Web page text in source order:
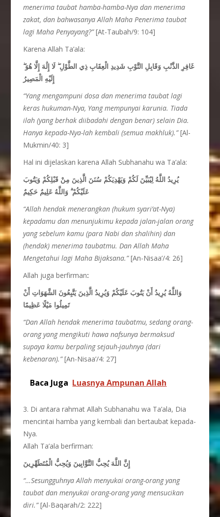
menerima taubat hamba-hamba-Nya dan menerima
zakat, dan bahwasanya Allah Maha Penerima taubat
lagi Maha Penyayang?”[At-Taubah/9: 104]
Karena Allah Ta’ala:
غَافِرِ الذَّنْبِ وَقَابِلِ التَّوْبِ شَدِيدِ الْعِقَابِ ذِي الطَّوْلِۖ لَا إِلَٰهَ إِلَّا هُوَۖ
إِلَيْهِ الْمَصِيرُ
“Yang mengampuni dosa dan menerima taubat lagi
keras hukuman-Nya, Yang mempunyai karunia. Tiada
ilah (yang berhak diibadahi dengan benar) selain Dia.
Hanya kepada-Nya-lah kembali (semua makhluk).”[Al-
Mukmin/40: 3]
Hal ini dijelaskan karena Allah Subhanahu wa Ta’ala:
يُرِيدُ اللَّهُ لِيُبَيِّنَ لَكُمْ وَيَهْدِيَكُمْ سُنَنَ الَّذِينَ مِنْ قَبْلِكُمْ وَيَتُوبَ
عَلَيْكُمْۗ وَاللَّهُ عَلِيمٌ حَكِيمٌ
“Allah hendak menerangkan (hukum syari’at-Nya)
kepadamu dan menunjukimu kepada jalan-jalan orang
yang sebelum kamu (para Nabi dan shalihin) dan
(hendak) menerima taubatmu. Dan Allah Maha
Mengetahui lagi Maha Bijaksana.”[An-Nisaa’/4: 26]
Allah juga berfirman:
وَاللَّهُ يُرِيدُ أَنْ يَتُوبَ عَلَيْكُمْ وَيُرِيدُ الَّذِينَ يَتَّبِعُونَ الشَّهَوَاتِ أَنْ
تَمِيلُوا مَيْلًا عَظِيمًا
“Dan Allah hendak menerima taubatmu, sedang orang-
orang yang mengikuti hawa nafsunya bermaksud
supaya kamu berpaling sejauh-jauhnya (dari
kebenaran).”[An-Nisaa’/4: 27]
Baca Juga Luasnya Ampunan Allah
3. Di antara rahmat Allah Subhanahu wa Ta’ala, Dia
mencintai hamba yang kembali dan bertaubat kepada-
Nya.
Allah Ta’ala berfirman:
إِنَّ اللَّهَ يُحِبُّ التَّوَّابِينَ وَيُحِبُّ الْمُتَطَهِّرِينَ
“…Sesungguhnya Allah menyukai orang-orang yang
taubat dan menyukai orang-orang yang mensucikan
diri.”[Al-Baqarah/2: 222]